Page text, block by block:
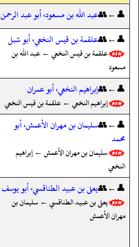
👤←👥عبد الله بن مسعود، أبو عبد الرحمن
👤←👥علقمة بن قيس النخعي، أبو شبل
علقمة بن قيس النخعي ← عبد الله بن
مسعود
👤←👥إبراهيم النخعي، أبو عمران
إبراهيم النخعي ← علقمة بن قيس النخعي
👤←👥سليمان بن مهران الأعمش، أبو
محمد
سليمان بن مهران الأعمش ← إبراهيم
النخعي
👤←👥يعلى بن عبيد الطناقسي، أبو يوسف
يعلى بن عبيد الطناقسي ← سليمان بن
مهران الأعمش